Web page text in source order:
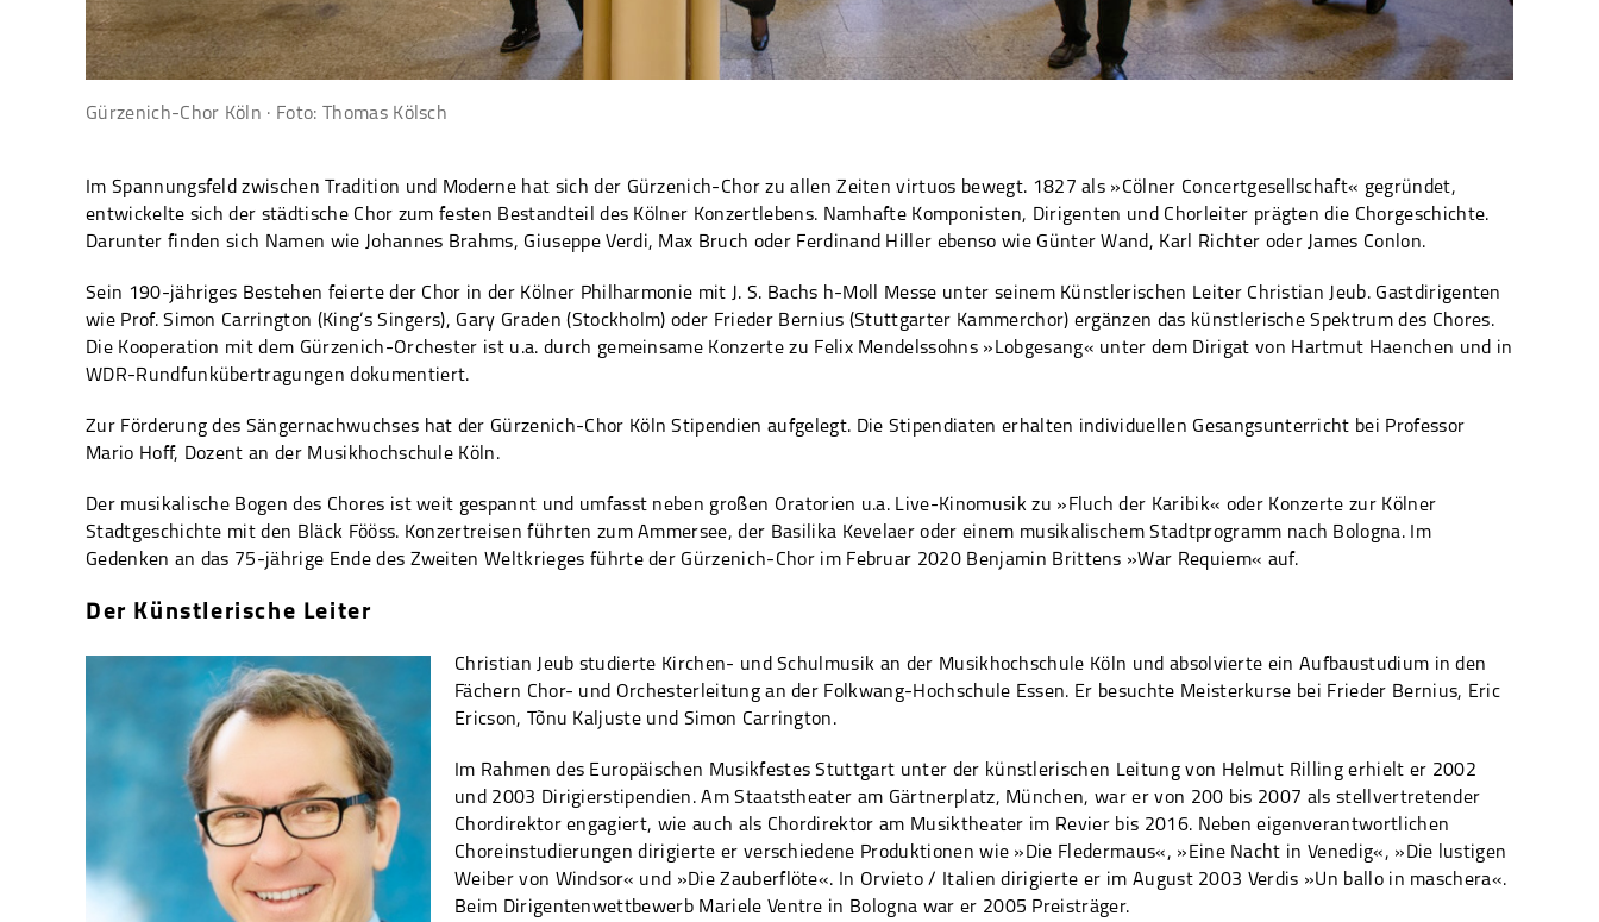
Gürzenich-Chor Köln · Foto: Thomas Kölsch
Im Spannungsfeld zwischen Tradition und Moderne hat sich der Gürzenich-Chor zu allen Zeiten virtuos bewegt. 1827 als »Cölner Concertgesellschaft« gegründet,
entwickelte sich der städtische Chor zum festen Bestandteil des Kölner Konzertlebens. Namhafte Komponisten, Dirigenten und Chorleiter prägten die Chorgeschichte.
Darunter finden sich Namen wie Johannes Brahms, Giuseppe Verdi, Max Bruch oder Ferdinand Hiller ebenso wie Günter Wand, Karl Richter oder James Conlon.
Sein 190-jähriges Bestehen feierte der Chor in der Kölner Philharmonie mit J. S. Bachs h-Moll Messe unter seinem Künstlerischen Leiter Christian Jeub. Gastdirigenten
wie Prof. Simon Carrington (King’s Singers), Gary Graden (Stockholm) oder Frieder Bernius (Stuttgarter Kammerchor) ergänzen das künstlerische Spektrum des Chores.
Die Kooperation mit dem Gürzenich-Orchester ist u.a. durch gemeinsame Konzerte zu Felix Mendelssohns »Lobgesang« unter dem Dirigat von Hartmut Haenchen und in
WDR-Rundfunkübertragungen dokumentiert.
Zur Förderung des Sängernachwuchses hat der Gürzenich-Chor Köln Stipendien aufgelegt. Die Stipendiaten erhalten individuellen Gesangsunterricht bei Professor
Mario Hoff, Dozent an der Musikhochschule Köln.
Der musikalische Bogen des Chores ist weit gespannt und umfasst neben großen Oratorien u.a. Live-Kinomusik zu »Fluch der Karibik« oder Konzerte zur Kölner
Stadtgeschichte mit den Bläck Fööss. Konzertreisen führten zum Ammersee, der Basilika Kevelaer oder einem musikalischem Stadtprogramm nach Bologna. Im
Gedenken an das 75-jährige Ende des Zweiten Weltkrieges führte der Gürzenich-Chor im Februar 2020 Benjamin Brittens »War Requiem« auf.
Der Künstlerische Leiter
Christian Jeub studierte Kirchen- und Schulmusik an der Musikhochschule Köln und absolvierte ein Aufbaustudium in den
Fächern Chor- und Orchesterleitung an der Folkwang-Hochschule Essen. Er besuchte Meisterkurse bei Frieder Bernius, Eric
Ericson, Tõnu Kaljuste und Simon Carrington.
Im Rahmen des Europäischen Musikfestes Stuttgart unter der künstlerischen Leitung von Helmut Rilling erhielt er 2002
und 2003 Dirigierstipendien. Am Staatstheater am Gärtnerplatz, München, war er von 200 bis 2007 als stellvertretender
Chordirektor engagiert, wie auch als Chordirektor am Musiktheater im Revier bis 2016. Neben eigenverantwortlichen
Choreinstudierungen dirigierte er verschiedene Produktionen wie »Die Fledermaus«, »Eine Nacht in Venedig«, »Die lustigen
Weiber von Windsor« und »Die Zauberflöte«. In Orvieto / Italien dirigierte er im August 2003 Verdis »Un ballo in maschera«.
Beim Dirigentenwettbewerb Mariele Ventre in Bologna war er 2005 Preisträger.